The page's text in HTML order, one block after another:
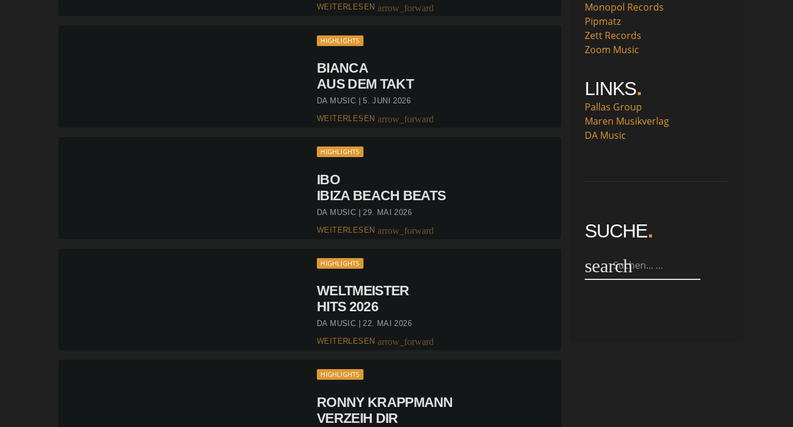
WEITERLESEN arrow_forward
HIGHLIGHTS
BIANCA
AUS DEM TAKT
DA MUSIC | 5. JUNI 2026
WEITERLESEN arrow_forward
HIGHLIGHTS
IBO
IBIZA BEACH BEATS
DA MUSIC | 29. MAI 2026
WEITERLESEN arrow_forward
HIGHLIGHTS
WELTMEISTER
HITS 2026
DA MUSIC | 22. MAI 2026
WEITERLESEN arrow_forward
HIGHLIGHTS
RONNY KRAPPMANN
VERZEIH DIR
Monopol Records
Pipmatz
Zett Records
Zoom Music
LINKS
Pallas Group
Maren Musikverlag
DA Music
SUCHE
search